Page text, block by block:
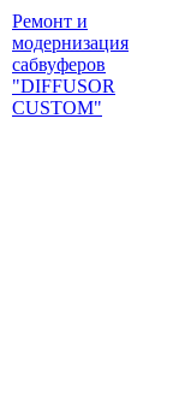
Ремонт и
модернизация
сабвуферов
"DIFFUSOR
CUSTOM"